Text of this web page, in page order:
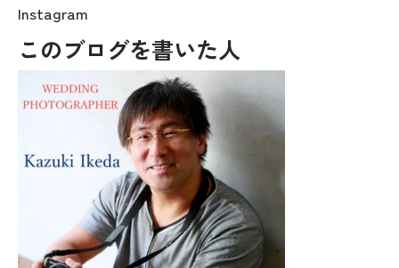
Instagram
このブログを書いた人